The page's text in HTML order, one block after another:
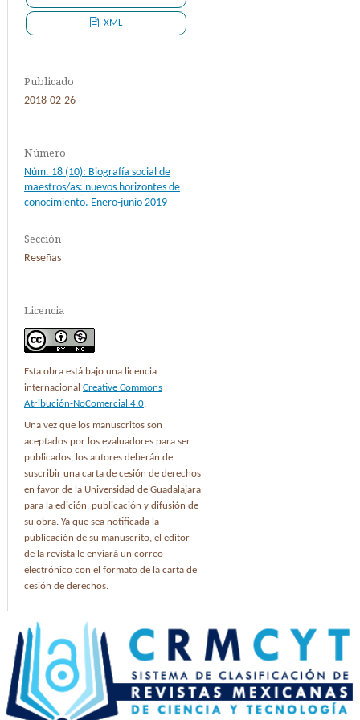
XML
Publicado
2018-02-26
Número
Núm. 18 (10): Biografía social de
maestros/as: nuevos horizontes de
conocimiento. Enero-junio 2019
Sección
Reseñas
Licencia
Esta obra está bajo una licencia
internacional Creative Commons
Atribución-NoComercial 4.0.
Una vez que los manuscritos son
aceptados por los evaluadores para ser
publicados, los autores deberán de
suscribir una carta de cesión de derechos
en favor de la Universidad de Guadalajara
para la edición, publicación y difusión de
su obra. Ya que sea notificada la
publicación de su manuscrito, el editor
de la revista le enviará un correo
electrónico con el formato de la carta de
cesión de derechos.